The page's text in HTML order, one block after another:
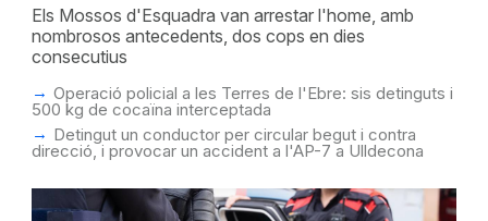
Els Mossos d'Esquadra van arrestar l'home, amb
nombrosos antecedents, dos cops en dies
consecutius
Operació policial a les Terres de l'Ebre: sis detinguts i
500 kg de cocaïna interceptada
Detingut un conductor per circular begut i contra
direcció, i provocar un accident a l'AP-7 a Ulldecona